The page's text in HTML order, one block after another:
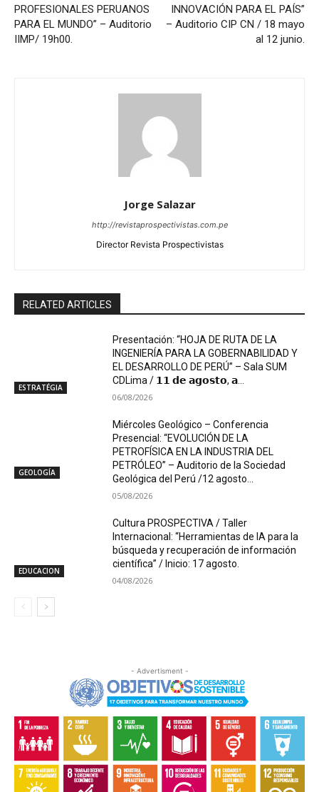
PROFESIONALES PERUANOS
PARA EL MUNDO” – Auditorio
IIMP/ 19h00.
INNOVACIÓN PARA EL PAÍS”
– Auditorio CIP CN / 18 mayo
al 12 junio.
Jorge Salazar
http://revistaprospectivistas.com.pe
Director Revista Prospectivistas
RELATED ARTICLES
ESTRATÉGIA
Presentación: “HOJA DE RUTA DE LA
INGENIERÍA PARA LA GOBERNABILIDAD Y
EL DESARROLLO DE PERÚ” – Sala SUM
CDLima / 𝟭𝟭 𝗱𝗲 𝗮𝗴𝗼𝘀𝘁𝗼, 𝗮...
06/08/2026
GEOLOGÍA
Miércoles Geológico – Conferencia
Presencial: “EVOLUCIÓN DE LA
PETROFÍSICA EN LA INDUSTRIA DEL
PETRÓLEO” – Auditorio de la Sociedad
Geológica del Perú /12 agosto...
05/08/2026
EDUCACION
Cultura PROSPECTIVA / Taller
Internacional: “Herramientas de IA para la
búsqueda y recuperación de información
científica” / Inicio: 17 agosto.
04/08/2026
- Advertisment -